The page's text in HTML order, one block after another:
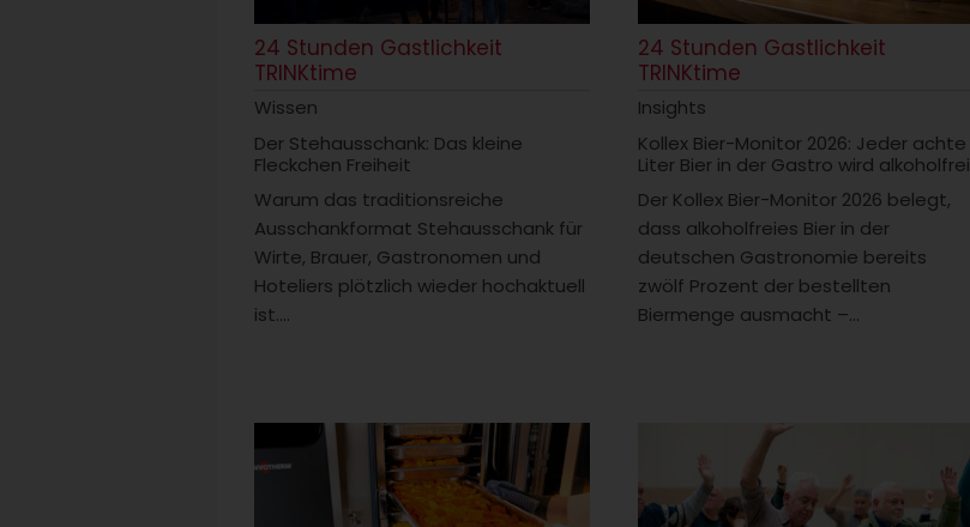
24 Stunden Gastlichkeit
TRINKtime
Wissen
Der Stehausschank: Das kleine
Fleckchen Freiheit
Warum das traditionsreiche
Ausschankformat Stehausschank für
Wirte, Brauer, Gastronomen und
Hoteliers plötzlich wieder hochaktuell
ist....
24 Stunden Gastlichkeit
TRINKtime
Insights
Kollex Bier-Monitor 2026: Jeder achte
Liter Bier in der Gastro wird alkoholfrei
Der Kollex Bier-Monitor 2026 belegt,
dass alkoholfreies Bier in der
deutschen Gastronomie bereits
zwölf Prozent der bestellten
Biermenge ausmacht –...